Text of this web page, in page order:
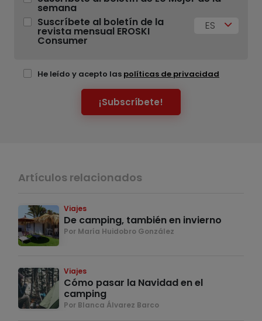
semana
Suscríbete al boletín de la
revista mensual EROSKI
Consumer
ES
He leído y acepto las políticas de privacidad
¡Subscríbete!
Artículos relacionados
Viajes
De camping, también en invierno
Por María Huidobro González
Viajes
Cómo pasar la Navidad en el
camping
Por Blanca Álvarez Barco